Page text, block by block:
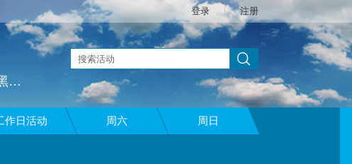
登录 | 注册
一窝蜂户外 | 露营 漂流 徒步 东西冲 大雁顶 大南山 马峦山 大鹿港 桔钓沙 黑排角 三水线 七娘山 深圳户外 户外徒步 深圳户外群 深圳户外公众号
作日活动 周六 周日